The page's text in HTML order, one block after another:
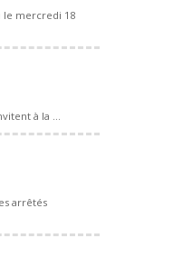
le mercredi 18
à la ...
arrêtés